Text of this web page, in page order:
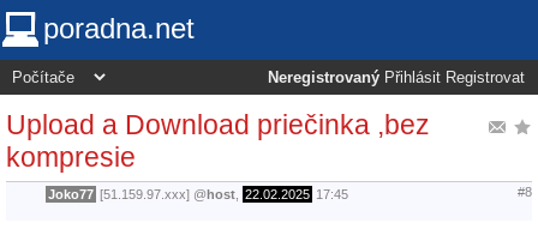
poradna.net
Neregistrovaný Přihlásit Registrovat
Upload a Download priečinka ,bez
kompresie
Joko77 [51.159.97.xxx] @host 22.02.2025 17:45 #8